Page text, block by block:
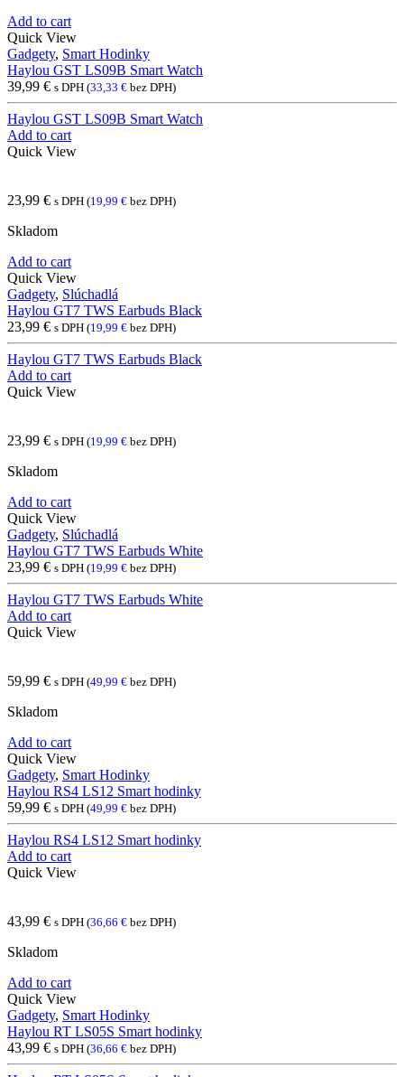
Add to cart
Quick View
Gadgety, Smart Hodinky
Haylou GST LS09B Smart Watch
39,99 € s DPH (33,33 € bez DPH)
Haylou GST LS09B Smart Watch
Add to cart
Quick View
23,99 € s DPH (19,99 € bez DPH)
Skladom
Add to cart
Quick View
Gadgety, Slúchadlá
Haylou GT7 TWS Earbuds Black
23,99 € s DPH (19,99 € bez DPH)
Haylou GT7 TWS Earbuds Black
Add to cart
Quick View
23,99 € s DPH (19,99 € bez DPH)
Skladom
Add to cart
Quick View
Gadgety, Slúchadlá
Haylou GT7 TWS Earbuds White
23,99 € s DPH (19,99 € bez DPH)
Haylou GT7 TWS Earbuds White
Add to cart
Quick View
59,99 € s DPH (49,99 € bez DPH)
Skladom
Add to cart
Quick View
Gadgety, Smart Hodinky
Haylou RS4 LS12 Smart hodinky
59,99 € s DPH (49,99 € bez DPH)
Haylou RS4 LS12 Smart hodinky
Add to cart
Quick View
43,99 € s DPH (36,66 € bez DPH)
Skladom
Add to cart
Quick View
Gadgety, Smart Hodinky
Haylou RT LS05S Smart hodinky
43,99 € s DPH (36,66 € bez DPH)